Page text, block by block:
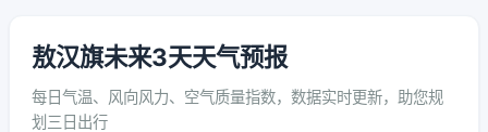
敖汉旗未来3天天气预报
每日气温、风向风力、空气质量指数，数据实时更新，助您规
划三日出行